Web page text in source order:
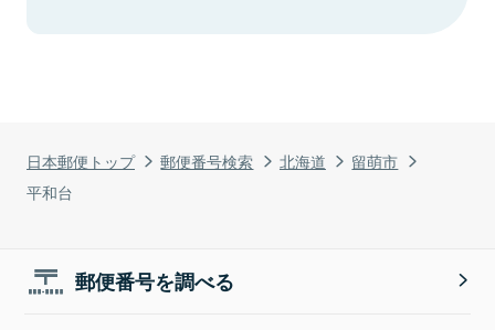
日本郵便トップ 郵便番号検索 北海道
留萌市
平和台
郵便番号を調べる